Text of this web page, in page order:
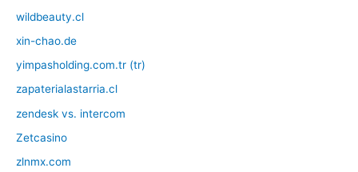
wildbeauty.cl
xin-chao.de
yimpasholding.com.tr (tr)
zapaterialastarria.cl
zendesk vs. intercom
Zetcasino
zlnmx.com